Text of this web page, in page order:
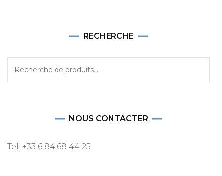
RECHERCHE
NOUS CONTACTER
Tel: +33 6 84 68 44 25